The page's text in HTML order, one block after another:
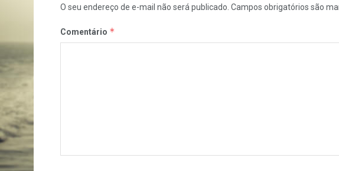
O seu endereço de e-mail não será publicado. Campos obrigatórios são
Comentário *